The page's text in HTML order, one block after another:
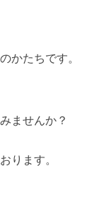
かたちです。
ませんか？
ります。